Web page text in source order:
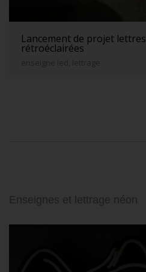
Lancement de projet
rétroéclairées
enseigne led, lettrage
Enseignes et lettrage néon